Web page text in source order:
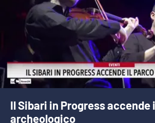
Società
Sport
RUBRICHE
Good Morning Vietnam
Il Sibari in Progress accende
archeologico